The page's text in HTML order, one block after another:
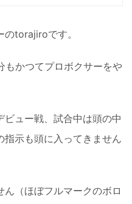
のtorajiroです。
もかつてプロボクサーをや
ュー戦、試合中は頭の中
示も頭に入ってきません
（ほぼフルマークのボロ